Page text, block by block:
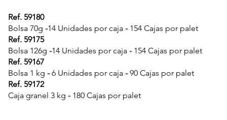
Ref. 59180
Bolsa 70g-14 Unidades por caja-154 Cajas por palet
Ref. 59175
Bolsa 126g-14 Unidades por caja-154 Cajas por palet
Ref. 59167
Bolsa 1 kg-6 Unidades por caja -90 Cajas por palet
Ref. 59172
Caja granel 3 kg-180 Cajas por palet